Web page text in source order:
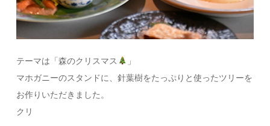
テーマは「森のクリスマス
」
マホガニーのスタンドに、針葉樹をたっぷりと使ったツリーを
お作りいただきました。
クリ